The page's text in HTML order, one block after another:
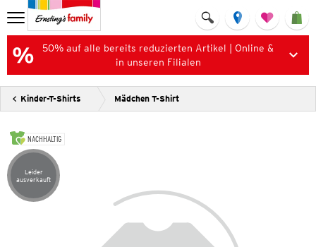
50% auf alle bereits reduzierten Artikel | Online &
in unseren Filialen
Kinder-T-Shirts Mädchen T-Shirt
NACHHALTIG
Artikel leider ausverkauft
Leider
ausverkauft